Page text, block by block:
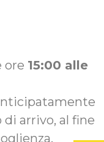
ore 15:00 alle
arrivo, al fine